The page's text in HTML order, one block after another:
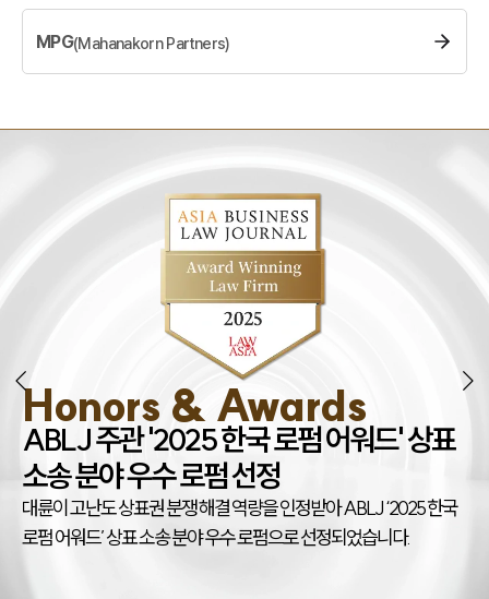
MPG(Mahanakorn Partners)
Honors & Awards
ABLJ 주관 '2025 한국 로펌 어워드' 상표
소송 분야 우수 로펌 선정
대륜이 고난도 상표권 분쟁 해결 역량을 인정받아 ABLJ ‘2025 한국
로펌 어워드’ 상표 소송 분야 우수 로펌으로 선정되었습니다.